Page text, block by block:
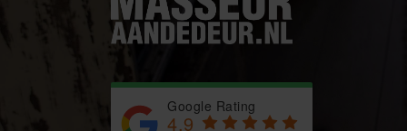
Google Rating
4.9